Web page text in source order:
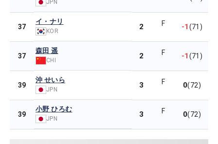
JPN
37
イ・ナリ
KOR 2 F -1(71)
37
森田 遥
CHI 2 F -1(71)
39
沖 せいら
JPN 3 F 0(72)
39
小野 ひろむ
JPN 3 F 0(72)